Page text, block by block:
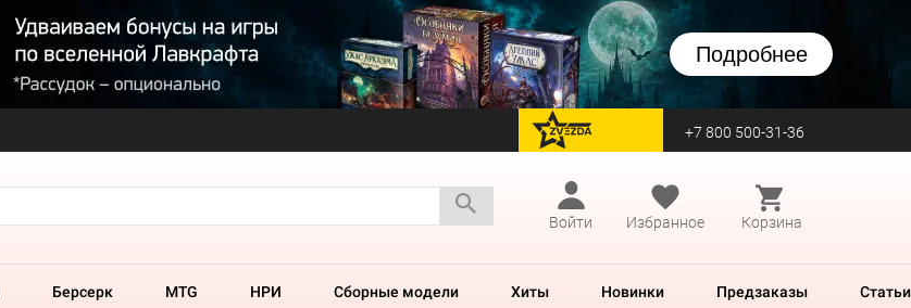
Подробнее
перейти на Zvezda +7 800 500-31-36
Войти
Избранное Корзина
Берсерк MTG НРИ Сборные модели Хиты Новинки Предзаказы Статьи